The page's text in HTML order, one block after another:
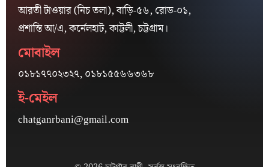
আরতী টাওয়ার (নিচ তলা), বাড়ি-৫৬, রোড-০১,
প্রশান্তি আ/এ, কর্নেলহাট, কাট্টলী, চট্টগ্রাম।
মোবাইল
০১৮১৭৭০২৩২৭, ০১৮১৫৫৬৬৩৬৮
ই-মেইল
chatganrbani@gmail.com